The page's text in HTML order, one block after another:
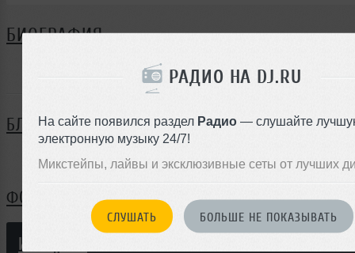
РАДИО НА DJ.RU
На сайте появился раздел Радио — слушайте
электронную музыку 24/7!
Микстейпы, лайвы и эксклюзивные сеты от лучших
СЛУШАТЬ БОЛЬШЕ НЕ ПОКАЗЫВАТЬ
БИОГРАФИЯ
djshurik ещё не поделился своей биографией
БЛОГ
Нет записей в блоге
ФОТОГРАФИИ
Империал